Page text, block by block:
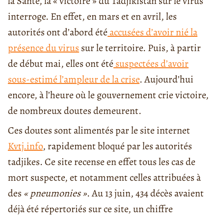
interroge. En effet, en mars et en avril, les
autorités ont d’abord étéaccusées d’avoir nié la
présence du virus sur le territoire. Puis, à partir
de début mai, elles ont été suspectées d’avoir
sous-estimé l’ampleur de la crise. Aujourd’hui
encore, à l’heure où le gouvernement crie victoire,
de nombreux doutes demeurent.
Ces doutes sont alimentés par le site internet
Kvtj.info, rapidement bloqué par les autorités
tadjikes. Ce site recense en effet tous les cas de
mort suspecte, et notamment celles attribuées à
des « pneumonies ». Au 13 juin, 434 décès avaient
déjà été répertoriés sur ce site, un chiffre